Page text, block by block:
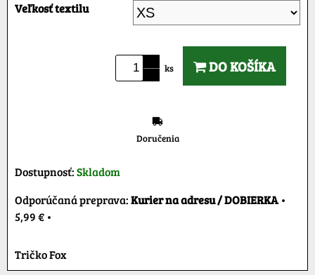
Veľkosť textilu
ks DO KOŠÍKA
Doručenia
Dostupnosť:Skladom
Kurier na adresu / DOBIERKA•
5,99 € •
Tričko Fox